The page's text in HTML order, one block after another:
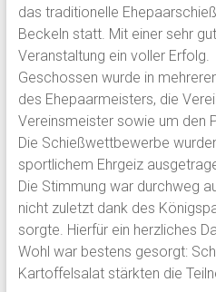
das traditionelle
Beckeln statt. Mit einer sehr
Veranstaltung ein voller Erfolg.
Geschossen wurde in
des Ehepaarmeisters, die
Vereinsmeister sowie um den
Die Schießwettbewerbe
sportlichem Ehrgeiz
Die Stimmung war durchweg
nicht zuletzt dank des
sorgte. Hierfür ein herzliches
Wohl war bestens gesorgt:
Kartoffelsalat stärkten die